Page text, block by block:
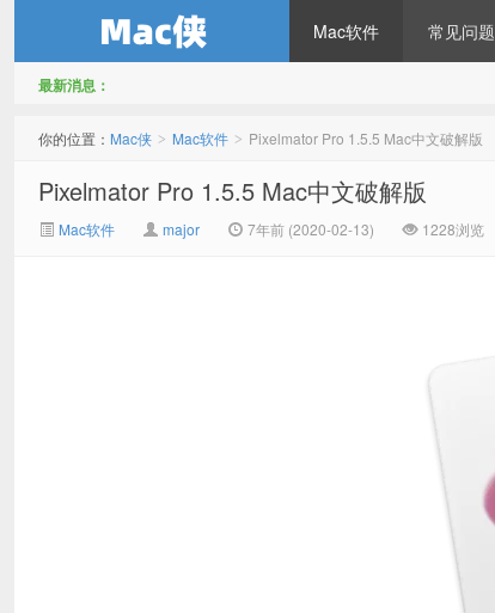
Mac软件 常见问题
最新消息：
你的位置： Mac侠 > Mac软件 > Pixelmator Pro 1.5.5 Mac中文破解版
Pixelmator Pro 1.5.5 Mac中文破解版
Mac软件 major 7年前 (2020-02-13) 1228浏览